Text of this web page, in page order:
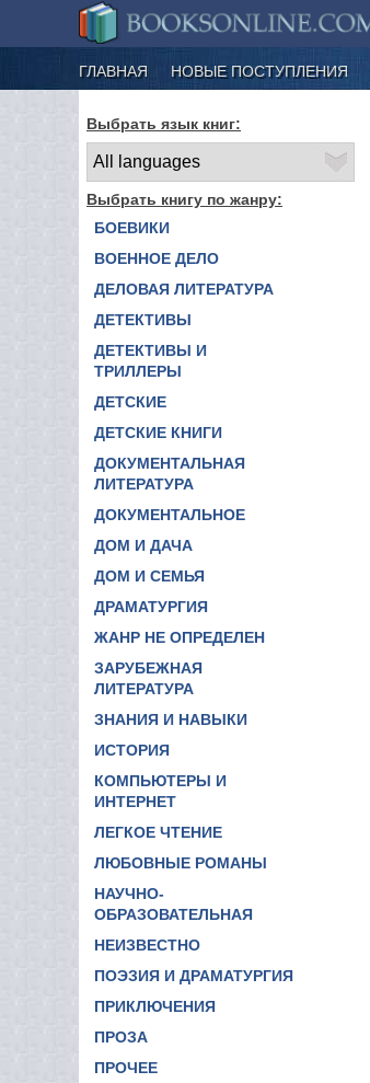
ГЛАВНАЯ НОВЫЕ ПОСТУПЛЕНИЯ
Выбрать язык книг:
Выбрать книгу по жанру:
БОЕВИКИ
ВОЕННОЕ ДЕЛО
ДЕЛОВАЯ ЛИТЕРАТУРА
ДЕТЕКТИВЫ
ДЕТЕКТИВЫ И
ТРИЛЛЕРЫ
ДЕТСКИЕ
ДЕТСКИЕ КНИГИ
ДОКУМЕНТАЛЬНАЯ
ЛИТЕРАТУРА
ДОКУМЕНТАЛЬНОЕ
ДОМ И ДАЧА
ДОМ И СЕМЬЯ
ДРАМАТУРГИЯ
ЖАНР НЕ ОПРЕДЕЛЕН
ЗАРУБЕЖНАЯ
ЛИТЕРАТУРА
ЗНАНИЯ И НАВЫКИ
ИСТОРИЯ
КОМПЬЮТЕРЫ И
ИНТЕРНЕТ
ЛЕГКОЕ ЧТЕНИЕ
ЛЮБОВНЫЕ РОМАНЫ
НАУЧНО-
ОБРАЗОВАТЕЛЬНАЯ
НЕИЗВЕСТНО
ПОЭЗИЯ И ДРАМАТУРГИЯ
ПРИКЛЮЧЕНИЯ
ПРОЗА
ПРОЧЕЕ